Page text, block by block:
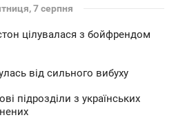
7 серпня
цілувалася з бойфрендом
від сильного вибуху
підрозділи з українських